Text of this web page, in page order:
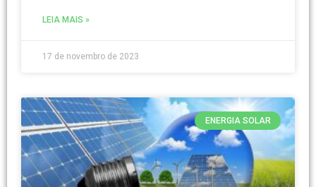
LEIA MAIS »
17 de novembro de 2023
ENERGIA SOLAR